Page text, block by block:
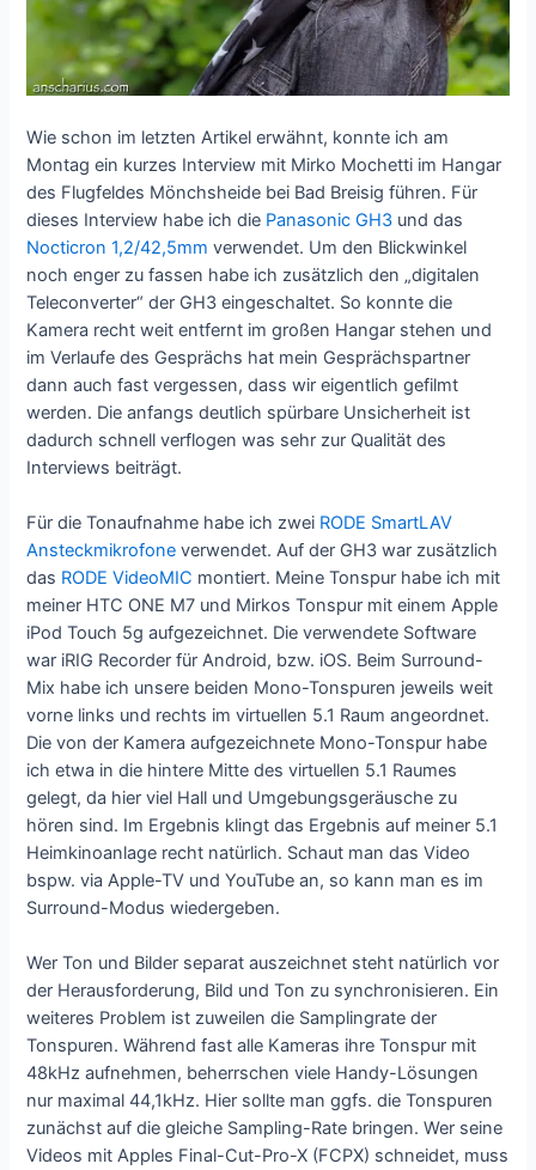
Wie schon im letzten Artikel erwähnt, konnte ich am
Montag ein kurzes Interview mit Mirko Mochetti im Hangar
des Flugfeldes Mönchsheide bei Bad Breisig führen. Für
dieses Interview habe ich die Panasonic GH3 und das
Nocticron 1,2/42,5mm verwendet. Um den Blickwinkel
noch enger zu fassen habe ich zusätzlich den „digitalen
Teleconverter“ der GH3 eingeschaltet. So konnte die
Kamera recht weit entfernt im großen Hangar stehen und
im Verlaufe des Gesprächs hat mein Gesprächspartner
dann auch fast vergessen, dass wir eigentlich gefilmt
werden. Die anfangs deutlich spürbare Unsicherheit ist
dadurch schnell verflogen was sehr zur Qualität des
Interviews beiträgt.
Für die Tonaufnahme habe ich zwei RODE SmartLAV
Ansteckmikrofone verwendet. Auf der GH3 war zusätzlich
das RODE VideoMIC montiert. Meine Tonspur habe ich mit
meiner HTC ONE M7 und Mirkos Tonspur mit einem Apple
iPod Touch 5g aufgezeichnet. Die verwendete Software
war iRIG Recorder für Android, bzw. iOS. Beim Surround-
Mix habe ich unsere beiden Mono-Tonspuren jeweils weit
vorne links und rechts im virtuellen 5.1 Raum angeordnet.
Die von der Kamera aufgezeichnete Mono-Tonspur habe
ich etwa in die hintere Mitte des virtuellen 5.1 Raumes
gelegt, da hier viel Hall und Umgebungsgeräusche zu
hören sind. Im Ergebnis klingt das Ergebnis auf meiner 5.1
Heimkinoanlage recht natürlich. Schaut man das Video
bspw. via Apple-TV und YouTube an, so kann man es im
Surround-Modus wiedergeben.
Wer Ton und Bilder separat auszeichnet steht natürlich vor
der Herausforderung, Bild und Ton zu synchronisieren. Ein
weiteres Problem ist zuweilen die Samplingrate der
Tonspuren. Während fast alle Kameras ihre Tonspur mit
48kHz aufnehmen, beherrschen viele Handy-Lösungen
nur maximal 44,1kHz. Hier sollte man ggfs. die Tonspuren
zunächst auf die gleiche Sampling-Rate bringen. Wer seine
Videos mit Apples Final-Cut-Pro-X (FCPX) schneidet, muss